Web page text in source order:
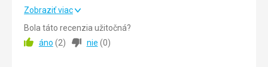
glancovali niekoľko krát za deň dlážku, zábradlie atď. Jedlo
fantastické, každý večer bolo navarené niečo iné. Aj keď
ste na dieté BKM, vedia vám pripraviť napr. palacinky zo
sojového mlieka. Čo nebolo popísané - alergény a mi
odporúčam každému, veľmi príjemní personál hotela nás
ubytoval ráno o 8.20hod. Čakali sme iba 20 min na izbu.
Hotel pekný, čistý, ľutujem upratovačky, ktoré chodili a
glancovali niekoľko krát za deň dlážku, zábradlie atď. Jedlo
Zobraziť viac
Bola táto recenzia užitočná?
áno (2) nie (0)